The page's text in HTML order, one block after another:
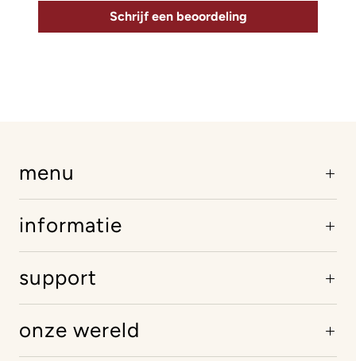
Schrijf een beoordeling
menu
informatie
support
onze wereld